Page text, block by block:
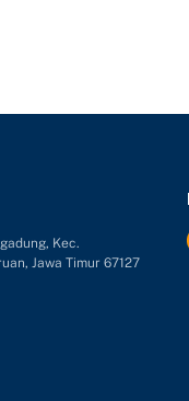
Kec.
Jawa Timur 67127